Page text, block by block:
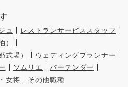
ュ
レストランサービススタッフ
）
式場）
ウェディングプランナー
ソムリエ
バーテンダー
女将
その他職種